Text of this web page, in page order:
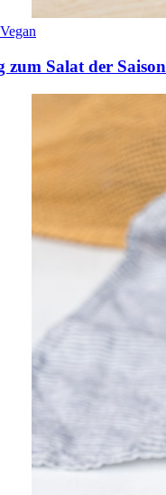
Vegan
zum Salat der Saison